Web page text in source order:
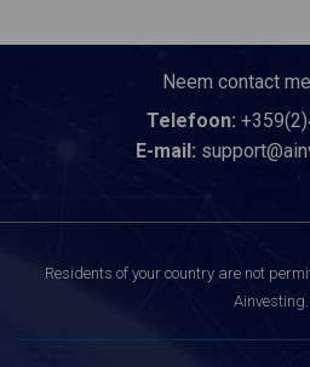
Neem contact
Telefoon:
E-mail:
Residents of your country are not
Ainvesting.